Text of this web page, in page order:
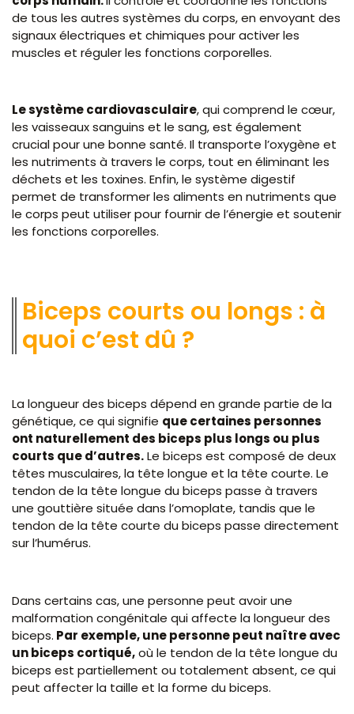
de tous les autres systèmes du corps, en envoyant des
signaux électriques et chimiques pour activer les
muscles et réguler les fonctions corporelles.
Le système cardiovasculaire, qui comprend le cœur,
les vaisseaux sanguins et le sang, est également
crucial pour une bonne santé. Il transporte l’oxygène et
les nutriments à travers le corps, tout en éliminant les
déchets et les toxines. Enfin, le système digestif
permet de transformer les aliments en nutriments que
le corps peut utiliser pour fournir de l’énergie et soutenir
les fonctions corporelles.
Biceps courts ou longs : à
quoi c’est dû ?
La longueur des biceps dépend en grande partie de la
génétique, ce qui signifie que certaines personnes
ont naturellement des biceps plus longs ou plus
courts que d’autres.Le biceps est composé de deux
têtes musculaires, la tête longue et la tête courte. Le
tendon de la tête longue du biceps passe à travers
une gouttière située dans l’omoplate, tandis que le
tendon de la tête courte du biceps passe directement
sur l’humérus.
Dans certains cas, une personne peut avoir une
malformation congénitale qui affecte la longueur des
biceps. Par exemple, une personne peut naître avec
un biceps cortiqué,où le tendon de la tête longue du
biceps est partiellement ou totalement absent, ce qui
peut affecter la taille et la forme du biceps.